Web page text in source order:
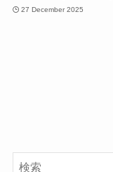
27 December 2025